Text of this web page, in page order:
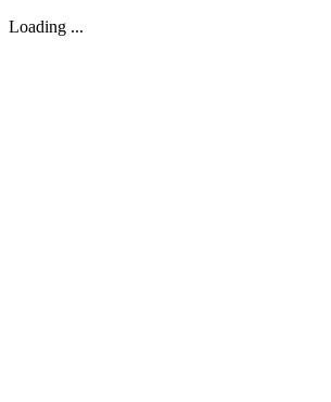
Loading ...